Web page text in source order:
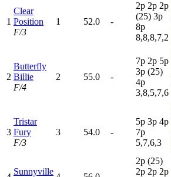
1
Clear
Position
F/3
1 52.0 -
2p 2p 2p
(25) 3p
8p
8,8,8,7,2
2
Butterfly
Billie
F/4
2 55.0 -
7p 2p 5p
3p (25)
4p
3,8,5,7,6
3
Tristar
Fury
F/3
3 54.0 -
5p 3p 4p
7p
5,7,6,3
Sunnyville
2p (25)
2p 2p 2p